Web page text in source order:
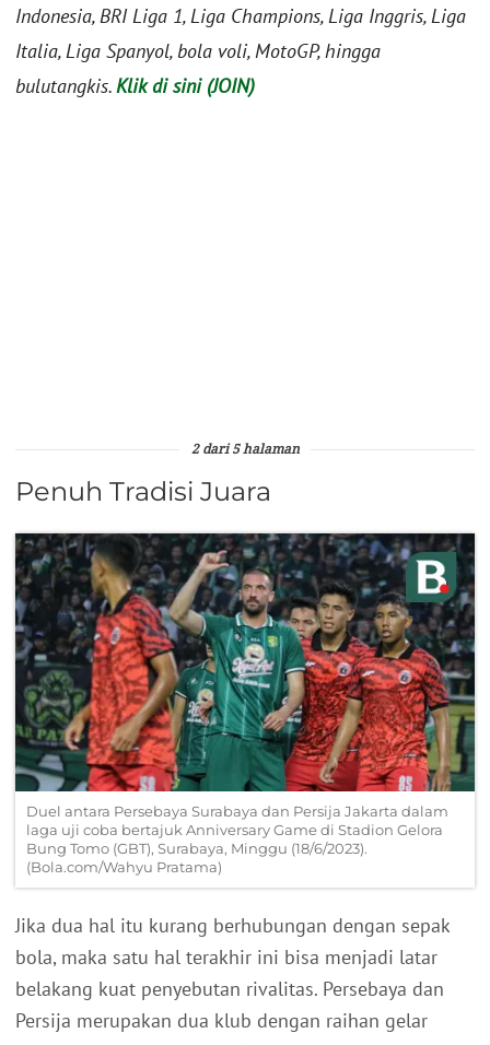
Indonesia, BRI Liga 1, Liga Champions, Liga Inggris, Liga
Italia, Liga Spanyol, bola voli, MotoGP, hingga
bulutangkis.Klik di sini (JOIN)
2 dari 5 halaman
Penuh Tradisi Juara
Duel antara Persebaya Surabaya dan Persija Jakarta dalam
laga uji coba bertajuk Anniversary Game di Stadion Gelora
Bung Tomo (GBT), Surabaya, Minggu (18/6/2023).
(Bola.com/Wahyu Pratama)
Jika dua hal itu kurang berhubungan dengan sepak
bola, maka satu hal terakhir ini bisa menjadi latar
belakang kuat penyebutan rivalitas. Persebaya dan
Persija merupakan dua klub dengan raihan gelar